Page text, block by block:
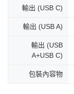
輸出 (USB C)
輸出 (USB A)
輸出 (USB
A+USB C)
包裝內容物